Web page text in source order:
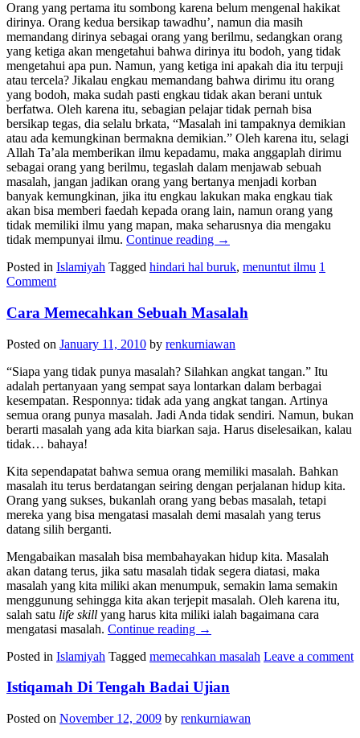
Orang yang pertama itu sombong karena belum mengenal hakikat
dirinya. Orang kedua bersikap tawadhu’, namun dia masih
memandang dirinya sebagai orang yang berilmu, sedangkan orang
yang ketiga akan mengetahui bahwa dirinya itu bodoh, yang tidak
mengetahui apa pun. Namun, yang ketiga ini apakah dia itu terpuji
atau tercela? Jikalau engkau memandang bahwa dirimu itu orang
yang bodoh, maka sudah pasti engkau tidak akan berani untuk
berfatwa. Oleh karena itu, sebagian pelajar tidak pernah bisa
bersikap tegas, dia selalu brkata, “Masalah ini tampaknya demikian
atau ada kemungkinan bermakna demikian.” Oleh karena itu, selagi
Allah Ta’ala memberikan ilmu kepadamu, maka anggaplah dirimu
sebagai orang yang berilmu, tegaslah dalam menjawab sebuah
masalah, jangan jadikan orang yang bertanya menjadi korban
banyak kemungkinan, jika itu engkau lakukan maka engkau tiak
akan bisa memberi faedah kepada orang lain, namun orang yang
tidak memiliki ilmu yang mapan, maka seharusnya dia mengaku
tidak mempunyai ilmu. Continue reading →
Posted in Islamiyah Tagged hindari hal buruk, menuntut ilmu 1
Comment
Cara Memecahkan Sebuah Masalah
Posted on January 11, 2010 by renkurniawan
“Siapa yang tidak punya masalah? Silahkan angkat tangan.” Itu
adalah pertanyaan yang sempat saya lontarkan dalam berbagai
kesempatan. Responnya: tidak ada yang angkat tangan. Artinya
semua orang punya masalah. Jadi Anda tidak sendiri. Namun, bukan
berarti masalah yang ada kita biarkan saja. Harus diselesaikan, kalau
tidak… bahaya!
Kita sependapatat bahwa semua orang memiliki masalah. Bahkan
masalah itu terus berdatangan seiring dengan perjalanan hidup kita.
Orang yang sukses, bukanlah orang yang bebas masalah, tetapi
mereka yang bisa mengatasi masalah demi masalah yang terus
datang silih berganti.
Mengabaikan masalah bisa membahayakan hidup kita. Masalah
akan datang terus, jika satu masalah tidak segera diatasi, maka
masalah yang kita miliki akan menumpuk, semakin lama semakin
menggunung sehingga kita akan terjepit masalah. Oleh karena itu,
salah satu life skill yang harus kita miliki ialah bagaimana cara
mengatasi masalah. Continue reading →
Posted in Islamiyah Tagged memecahkan masalah Leave a comment
Istiqamah Di Tengah Badai Ujian
Posted on November 12, 2009 by renkurniawan